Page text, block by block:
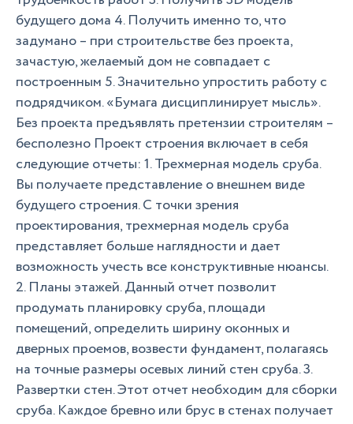
будущего дома 4. Получить именно то, что
задумано – при строительстве без проекта,
зачастую, желаемый дом не совпадает с
построенным 5. Значительно упростить работу с
подрядчиком. «Бумага дисциплинирует мысль».
Без проекта предъявлять претензии строителям –
бесполезно Проект строения включает в себя
следующие отчеты: 1. Трехмерная модель сруба.
Вы получаете представление о внешнем виде
будущего строения. С точки зрения
проектирования, трехмерная модель сруба
представляет больше наглядности и дает
возможность учесть все конструктивные нюансы.
2. Планы этажей. Данный отчет позволит
продумать планировку сруба, площади
помещений, определить ширину оконных и
дверных проемов, возвести фундамент, полагаясь
на точные размеры осевых линий стен сруба. 3.
Развертки стен. Этот отчет необходим для сборки
сруба. Каждое бревно или брус в стенах получает